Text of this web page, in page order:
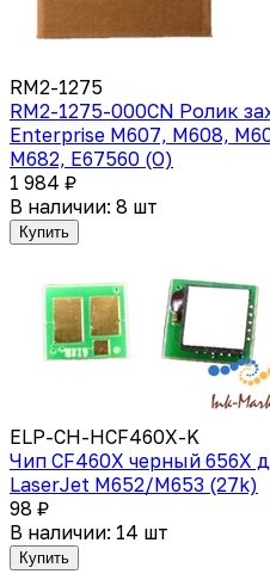
RM2-1275
RM2-1275-000CN Ролик
Enterprise M607, M608,
M682, E67560 (O)
1 984 ₽
В наличии: 8 шт
Купить
ELP-CH-HCF460X-K
Чип CF460X черный 656X
LaserJet M652/M653 (27k)
98 ₽
В наличии: 14 шт
Купить